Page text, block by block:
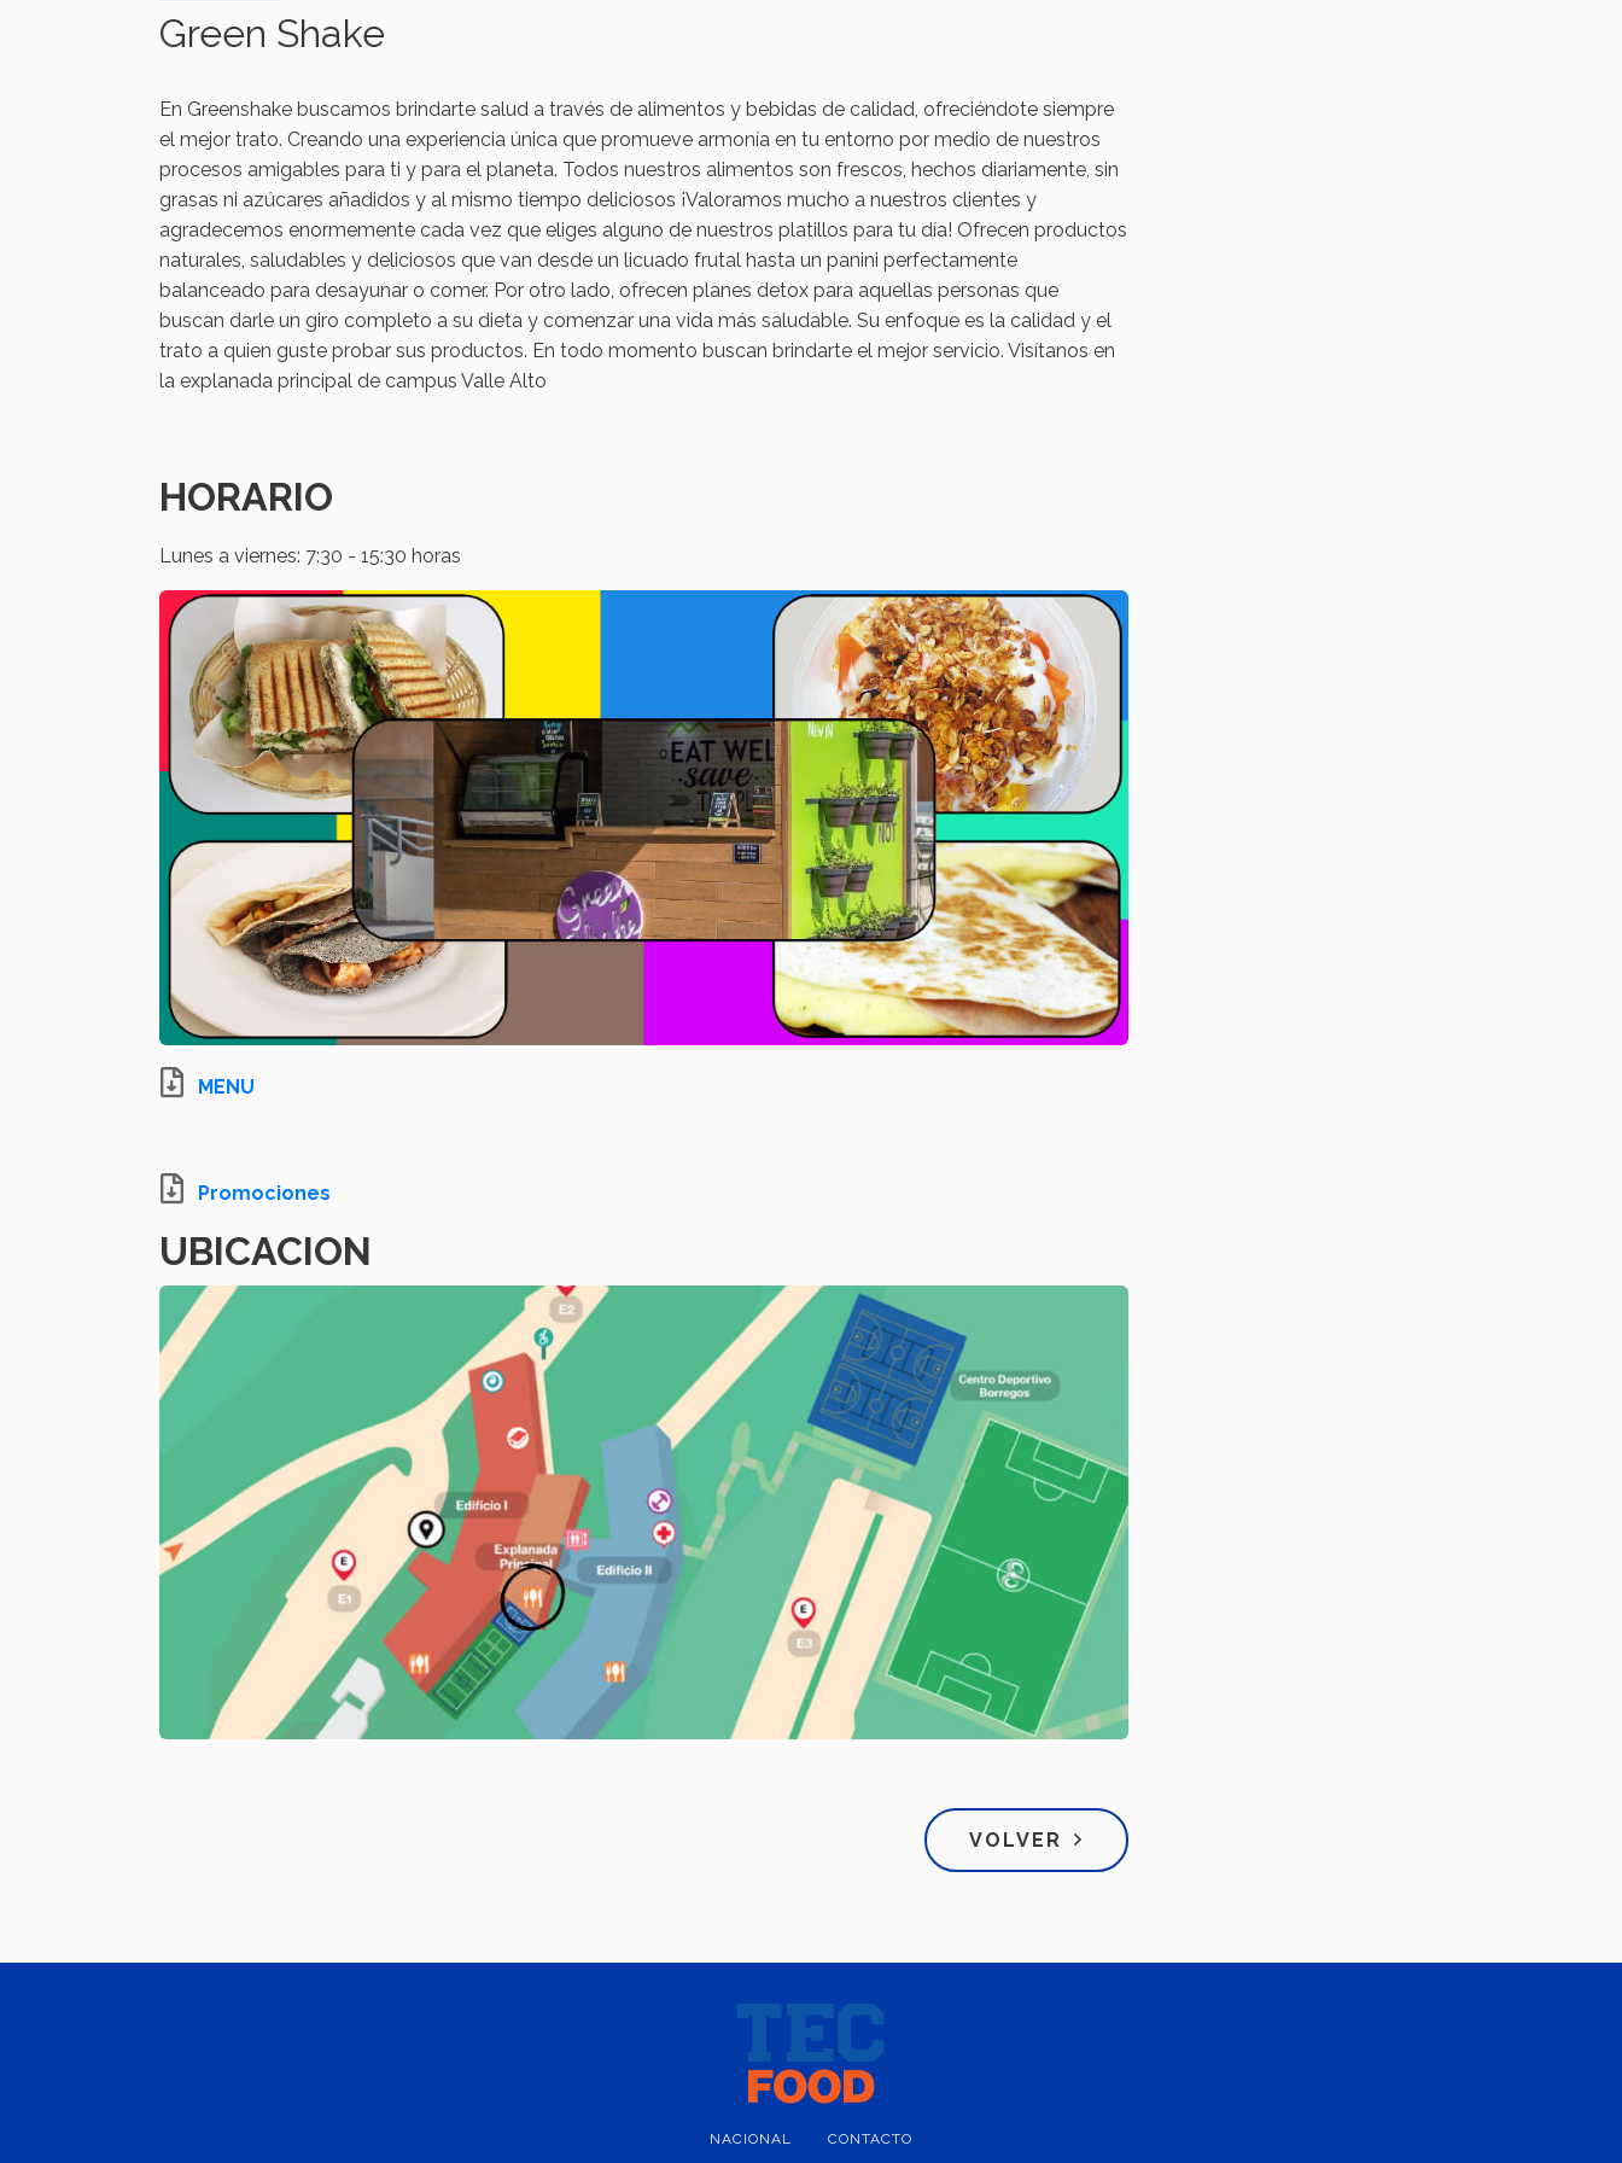
Green Shake
En Greenshake buscamos brindarte salud a través de alimentos y bebidas de calidad, ofreciéndote siempre
el mejor trato. Creando una experiencia única que promueve armonía en tu entorno por medio de nuestros
procesos amigables para ti y para el planeta. Todos nuestros alimentos son frescos, hechos diariamente, sin
grasas ni azúcares añadidos y al mismo tiempo deliciosos ¡Valoramos mucho a nuestros clientes y
agradecemos enormemente cada vez que eliges alguno de nuestros platillos para tu día! Ofrecen productos
naturales, saludables y deliciosos que van desde un licuado frutal hasta un panini perfectamente
balanceado para desayunar o comer. Por otro lado, ofrecen planes detox para aquellas personas que
buscan darle un giro completo a su dieta y comenzar una vida más saludable. Su enfoque es la calidad y el
trato a quien guste probar sus productos. En todo momento buscan brindarte el mejor servicio. Visítanos en
la explanada principal de campus Valle Alto
HORARIO
Lunes a viernes: 7:30 - 15:30 horas
MENU
Promociones
UBICACION
VOLVER
NACIONAL CONTACTO